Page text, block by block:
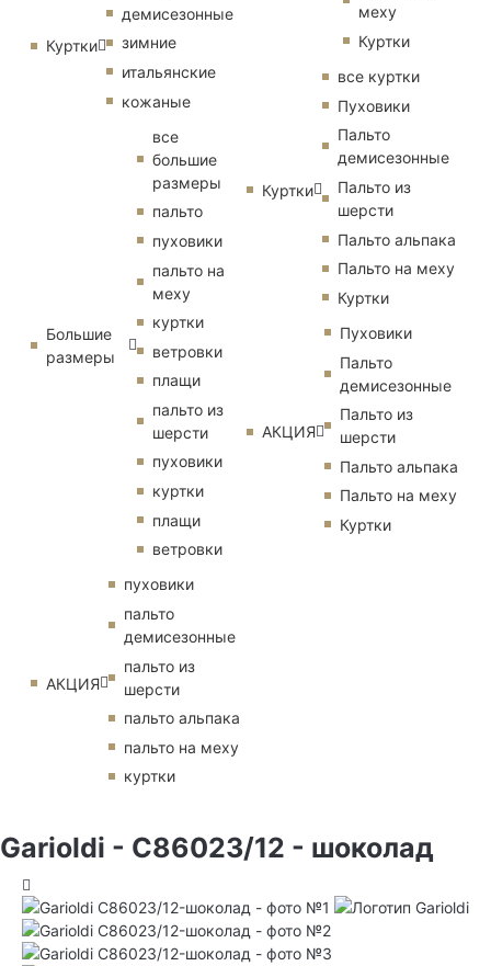
Куртки
демисезонные
зимние
итальянские
кожаные
Большие
размеры
все
большие
размеры
пальто
пуховики
пальто на
меху
куртки
ветровки
плащи
пальто из
шерсти
пуховики
куртки
плащи
ветровки
АКЦИЯ
пуховики
пальто
демисезонные
пальто из
шерсти
пальто альпака
пальто на меху
куртки
меху
Куртки
Куртки
все куртки
Пуховики
Пальто
демисезонные
Пальто из
шерсти
Пальто альпака
Пальто на меху
Куртки
АКЦИЯ
Пуховики
Пальто
демисезонные
Пальто из
шерсти
Пальто альпака
Пальто на меху
Куртки
Garioldi - C86023/12 - шоколад